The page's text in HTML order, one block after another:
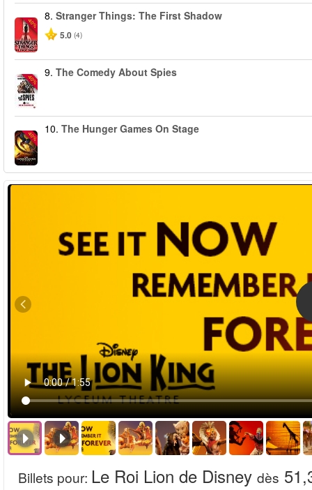
-40%
8. Stranger Things: The First Shadow
5.0 (4)
-40%
9. The Comedy About Spies
-40%
10. The Hunger Games On Stage
Billets pour: Le Roi Lion de Disney dès